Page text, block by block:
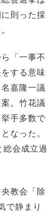
則った採
「一事不
する意味
嘉隆一議
。竹花議
手多数で
なった。
総会成立過
教会「除
で静まり